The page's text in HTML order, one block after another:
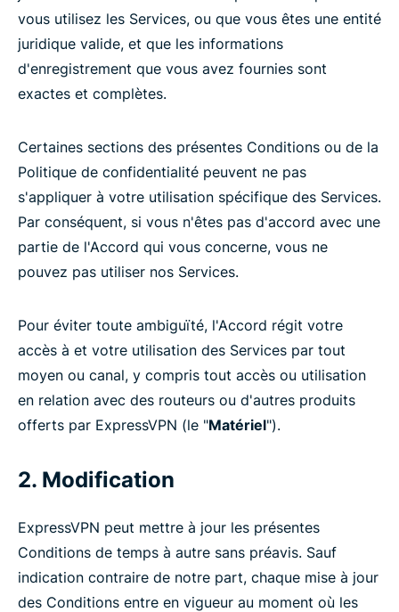
vous utilisez les Services, ou que vous êtes une entité
juridique valide, et que les informations
d'enregistrement que vous avez fournies sont
exactes et complètes.
Certaines sections des présentes Conditions ou de la
Politique de confidentialité peuvent ne pas
s'appliquer à votre utilisation spécifique des Services.
Par conséquent, si vous n'êtes pas d'accord avec une
partie de l'Accord qui vous concerne, vous ne
pouvez pas utiliser nos Services.
Pour éviter toute ambiguïté, l'Accord régit votre
accès à et votre utilisation des Services par tout
moyen ou canal, y compris tout accès ou utilisation
en relation avec des routeurs ou d'autres produits
offerts par ExpressVPN (le "Matériel").
2. Modification
ExpressVPN peut mettre à jour les présentes
Conditions de temps à autre sans préavis. Sauf
indication contraire de notre part, chaque mise à jour
des Conditions entre en vigueur au moment où les